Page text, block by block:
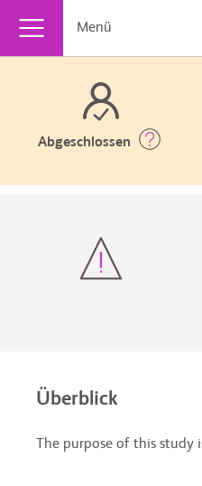
Menü
Abgeschlossen
Überblick
The purpose of this